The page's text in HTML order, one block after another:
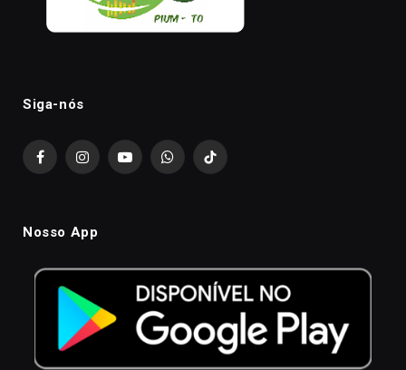
Siga-nós
FacebookInstagramYouTubeWhatsAppTikTok
Nosso App